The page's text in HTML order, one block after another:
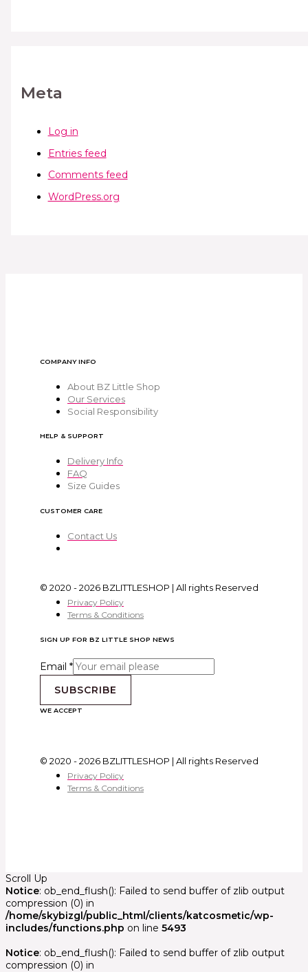
Meta
Log in
Entries feed
Comments feed
WordPress.org
COMPANY INFO
About BZ Little Shop
Our Services
Social Responsibility
HELP & SUPPORT
Delivery Info
FAQ
Size Guides
CUSTOMER CARE
Contact Us
© 2020 - 2026 BZLITTLESHOP | All rights Reserved
Privacy Policy
Terms & Conditions
SIGN UP FOR BZ LITTLE SHOP NEWS
Email *
SUBSCRIBE
WE ACCEPT
© 2020 - 2026 BZLITTLESHOP | All rights Reserved
Privacy Policy
Terms & Conditions
Scroll Up
Notice: ob_end_flush(): Failed to send buffer of zlib output
compression (0) in
/home/skybizgl/public_html/clients/katcosmetic/wp-
includes/functions.php on line 5493
Notice: ob_end_flush(): Failed to send buffer of zlib output
compression (0) in